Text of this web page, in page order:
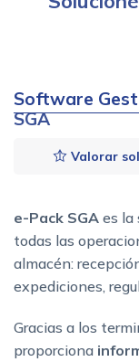
Software
SGA
Valorar
e-Pack SGA es la
todas las
almacén:
expediciones,
Gracias a los
proporciona